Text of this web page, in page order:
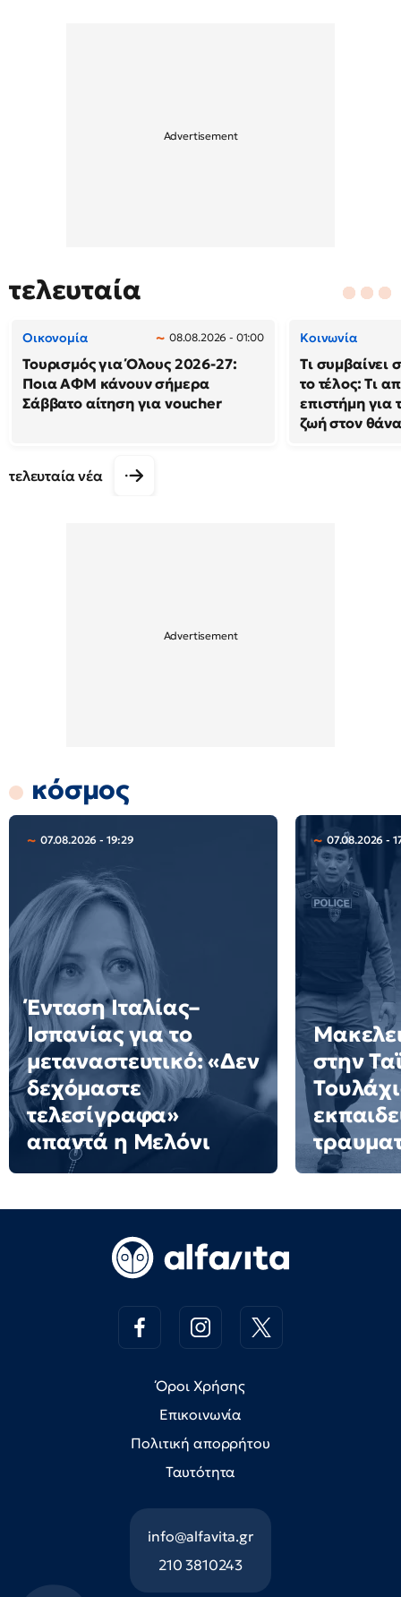
τελευταία
Οικονομία 08.08.2026 - 01:00
Τουρισμός για Όλους 2026-27:
Ποια ΑΦΜ κάνουν σήμερα
Σάββατο αίτηση για voucher
Κοινωνία
Τι συμβαίνει
το τέλος: Τι
επιστήμη για
ζωή στον
τελευταία νέα
κόσμος
07.08.2026 - 19:29
Ένταση Ιταλίας–
Ισπανίας για το
μεταναστευτικό: «Δεν
δεχόμαστε
τελεσίγραφα»
απαντά η Μελόνι
07.08.2026 -
στην
Όροι Χρήσης
Επικοινωνία
Πολιτική απορρήτου
Ταυτότητα
info@alfavita.gr
210 3810243